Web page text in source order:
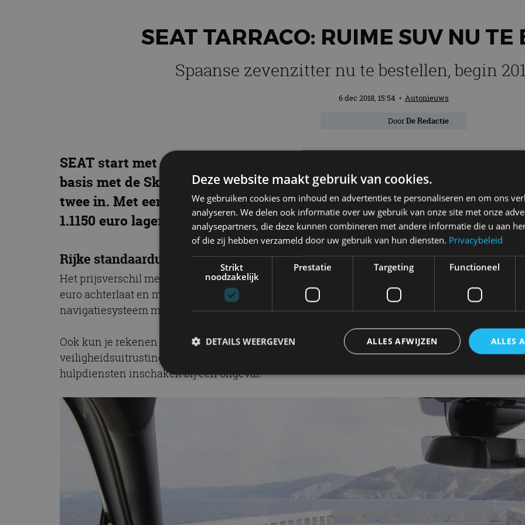
SEAT TARRACO: RUIME SUV NU TE
Spaanse zevenzitter nu te bestellen, begin
6 dec 2018, 15:54 • Autonieuws
DoorDe Redactie .
SEAT start met de verkoop van de nieuwe Tarraco,
de grootste SUV
basis met de Skoda Kodiaq en Volkswagen Tiguan Allspace en zit qua
twee in. Met een prijs vanaf 37.950 euro is de Tarraco 6.000 euro hoger
1.1150 euro lager dan de Volkswagen. Is de SEAT Tarraco die 6.000 euro
Rijke standaarduitrusting
Het prijsverschil met de Skoda Kodiaqlijkt stevig, maar SEAT voorziet de Tarraco van een
euro achterlaat en met de Style-uitvoering wegrijdt, heeft al een digitaal instrumentenpaneel
navigatiesysteem met Bluetooth.
Ook kun je rekenen op 17-inch lichtmetalen wielen, heeft hij een automatisch dimmende
veiligheidsuitrusting bestaat standaard uit parkeersensoren achter, een noodremfunctie met
hulpdiensten inschakelt bij een ongeval.
Deze website maakt gebruik van cookies.
We gebruiken cookies om inhoud en advertenties te personaliseren en om ons
analyseren. We delen ook informatie over uw gebruik van onze site met onze
analysepartners, die deze kunnen combineren met andere informatie die u aan
of die zij hebben verzameld door uw gebruik van hun diensten. Privacybeleid
Strikt
noodzakelijk
Prestatie Targeting Functioneel
ALLES
ALLES AFWIJZEN
DETAILS WEERGEVEN
Targeting Functioneel Niet-
Strikt noodzakelijke cookies maken de kernfunctionaliteiten van de website mogelijk, zoals
accountbeheer. De website kan niet goed worden gebruikt zonder de strikt noodzakelijke cookies.
Deze cookie wordt gebruikt door de CloudFlare-
vertrouwd webverkeer te identificeren en alle
beveiligingsbeperkingen op basis van het IP-
te omzeilen. Het is essentieel voor het
veiligheid van een website functies en in het
bescherming tegen kwaadaardige bezoekers.